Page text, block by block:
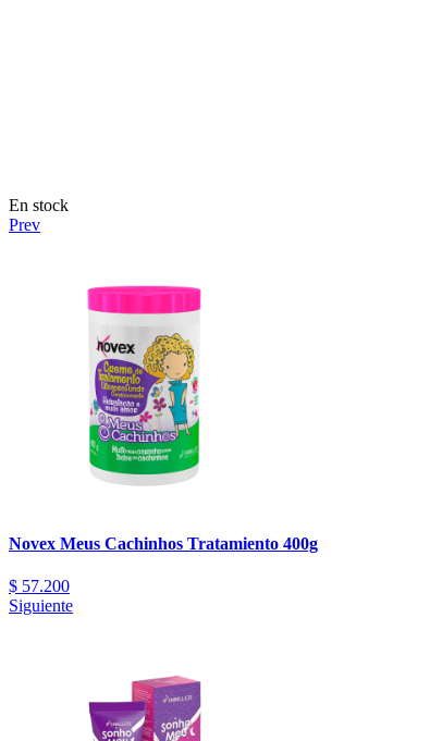
En stock
Prev
Novex Meus Cachinhos Tratamiento 400g
$ 57.200
Siguiente